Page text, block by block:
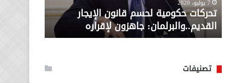
لإقراره
7 يوليو، 2020
تحركات حكومية لحسم قانون الإيجار
القديم..والبرلمان: جاهزون لإقراره
من
وزارة
الاجتماعي
تصنيفات